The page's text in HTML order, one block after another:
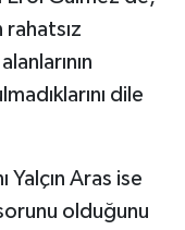
rahatsız
dile
Yalçın Aras ise
olduğunu